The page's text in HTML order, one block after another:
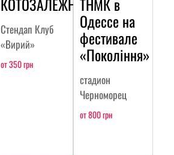
Стендап Клуб
«Вирий»
от 350 грн
Одессе на
фестивале
«Покоління»
стадион
Черноморец
от 800 грн